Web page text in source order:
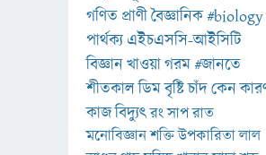
গণিত প্রাণীবৈজ্ঞানিক#biology
পার্থক্য এইচএসসি-আইসিটি
বিজ্ঞানখাওয়াগরম#জানতে
শীতকালডিমবৃষ্টিচাঁদকেন
কাজবিদ্যুৎরংসাপরাত
মনোবিজ্ঞানশক্তিউপকারিতালাল